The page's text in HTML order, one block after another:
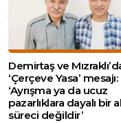
Demirtaş ve
‘Çerçeve Yasa’ mesajı:
‘Ayrışma ya da ucuz
pazarlıklara dayalı bir
süreci değildir’